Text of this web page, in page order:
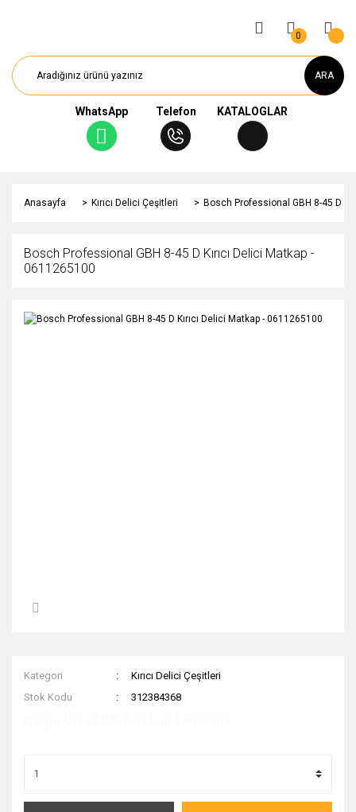
ARA
WhatsApp Telefon KATALOGLAR
0
Anasayfa Kırıcı Delici Çeşitleri Bosch Professional GBH 8-45 D
Bosch Professional GBH 8-45 D Kırıcı Delici Matkap -
0611265100
Kategori
Kırıcı Delici Çeşitleri
Stok Kodu
312384368